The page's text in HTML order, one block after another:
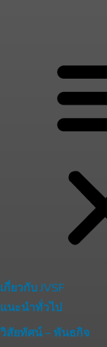
เกี่ยวกับ JVSF
แนะนำทั่วไป
วิสัยทัศน์ – พันธกิจ